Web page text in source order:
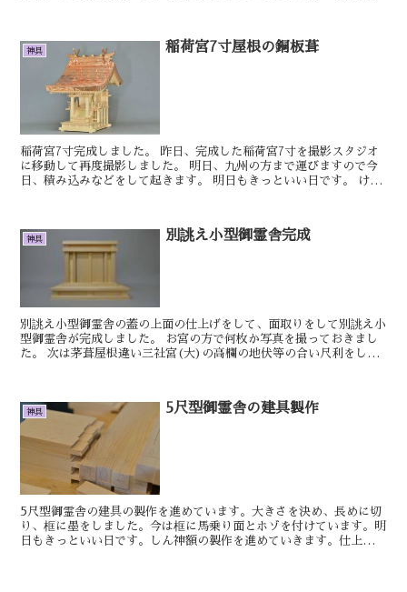
神具 稲荷宮7寸屋根の銅板葺
稲荷宮7寸完成しました。 昨日、完成した稲荷宮7寸を撮影スタジオ
に移動して再度撮影しました。 明日、九州の方まで運びますので今
日、積み込みなどをして起きます。 明日もきっといい日です。 けん
神具 別誂え小型御霊舎完成
別誂え小型御霊舎の蓋の上面の仕上げをして、面取りをして別誂え小
型御霊舎が完成しました。 お宮の方で何枚か写真を撮っておきまし
た。 次は茅葺屋根違い三社宮(大)の高欄の地伏等の合い尺利をし
神具 5尺型御霊舎の建具製作
5尺型御霊舎の建具の製作を進めています。大きさを決め、長めに切
り、框に墨をしました。今は框に馬乗り面とホゾを付けています。明
日もきっといい日です。しん神額の製作を進めていきます。仕上げを